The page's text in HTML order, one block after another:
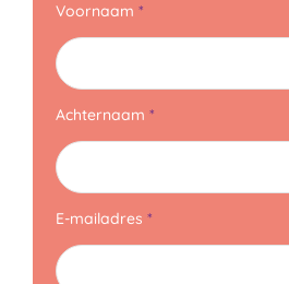
Voornaam
Achternaam
E-mailadres